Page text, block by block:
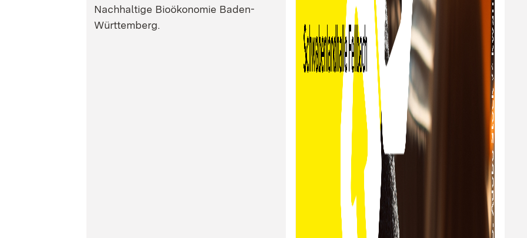
Nachhaltige Bioökonomie Baden-
Württemberg.